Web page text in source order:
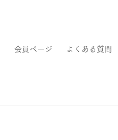
会員ページ よくある質問